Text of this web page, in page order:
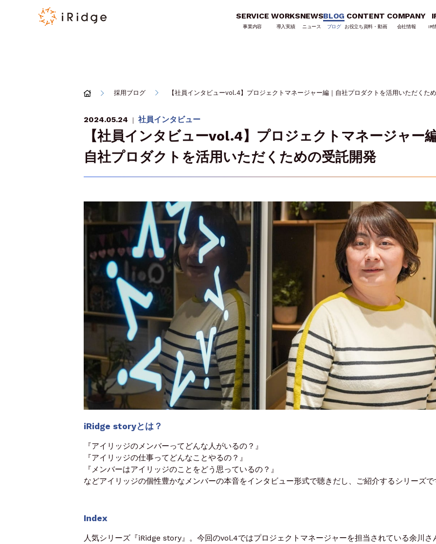
SERVICE
事業内容
WORKS
導入実績
NEWS
ニュース
BLOG
ブログ
CONTENT
お役立ち資料・動画
COMPANY
会社情報 IR
採用ブログ 【社員インタビューvol.4】プロジェクトマネージャー編｜自社プロダクトを活用いただくた
2024.05.24 ｜ 社員インタビュー
【社員インタビューvol.4】プロジェクトマネージャー編
自社プロダクトを活用いただくための受託開発
iRidge storyとは？
『アイリッジのメンバーってどんな人がいるの？』
『アイリッジの仕事ってどんなことやるの？』
『メンバーはアイリッジのことをどう思っているの？』
などアイリッジの個性豊かなメンバーの本音をインタビュー形式で聴きだし、ご紹介するシリーズで
Index
人気シリーズ『iRidge story』。 今回のvol.4ではプロジェクトマネージャーを担当されている余川さ